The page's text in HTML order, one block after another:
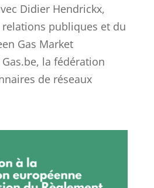
Didier Hendrickx,
publiques et du
Gas Market
la fédération
de réseaux